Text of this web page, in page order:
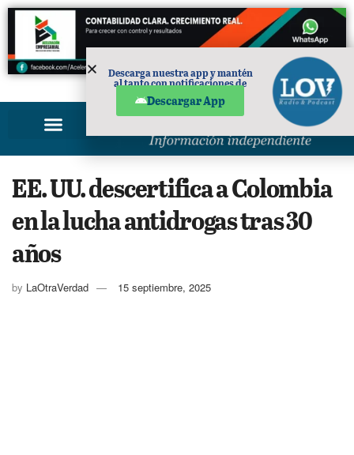
PUBLICIDAD
EE. UU. descertifica a Colombia
en la lucha antidrogas tras 30
años
by LaOtraVerdad 15 septiembre, 2025
Descarga nuestra app y mantén
al tanto con notificaciones de
Descargar App